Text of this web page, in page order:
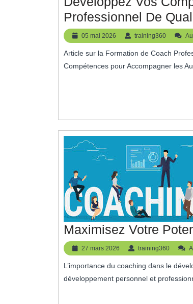
Professionnel De
05 mai 2026
05
mai
2026
training360
Article sur la Formation de Coach Professionnel Formation de Coach Professionnel : Développez vos
Compétences pour Accompagner les
Maximisez Votre
27 mars 2026
27
mars
2026
training360
L’importance du coaching dans le développement personnel et professionnel L’importance du coaching dans le
développement personnel et